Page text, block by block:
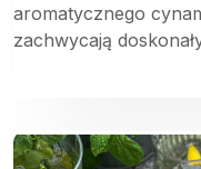
aromatycznego
zachwycają